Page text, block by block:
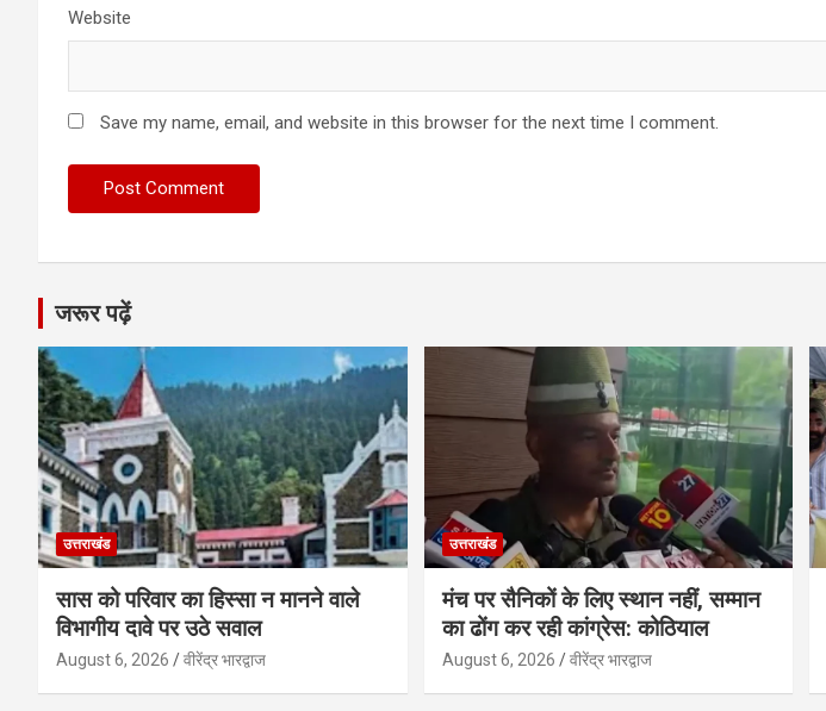
Website
Save my name, email, and website in this browser for the next time I comment.
जरूर पढ़ें
उत्तराखंड
सास को परिवार का हिस्सा न मानने वाले
विभागीय दावे पर उठे सवाल
August 6, 2026 वीरेंद्र भारद्वाज
उत्तराखंड
मंच पर सैनिकों के लिए स्थान नहीं, सम्मान
का ढोंग कर रही कांग्रेस: कोठियाल
August 6, 2026 वीरेंद्र भारद्वाज